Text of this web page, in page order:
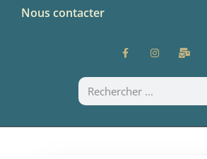
Nous contacter